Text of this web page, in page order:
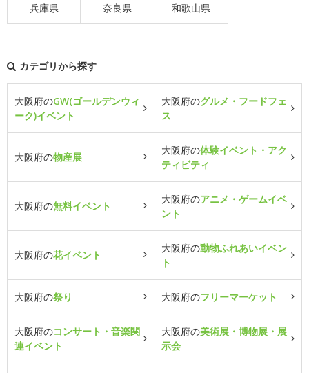
兵庫県 奈良県 和歌山県
カテゴリから探す
大阪府のGW(ゴールデンウィ
ーク)イベント
大阪府のグルメ・フードフェ
ス
大阪府の物産展
大阪府の体験イベント・アク
ティビティ
大阪府の無料イベント
大阪府のアニメ・ゲームイベ
ント
大阪府の花イベント
大阪府の動物ふれあいイベン
ト
大阪府の祭り 大阪府のフリーマーケット
大阪府のコンサート・音楽関
連イベント
大阪府の美術展・博物展・展
示会